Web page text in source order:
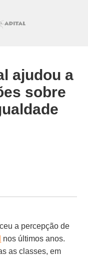
ajudou a
sobre
a percepção de
nos últimos anos.
as classes, em